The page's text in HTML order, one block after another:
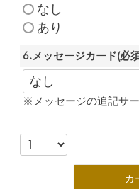
なし
あり
6.メッセージカード(必
※メッセージの追記サ
カ